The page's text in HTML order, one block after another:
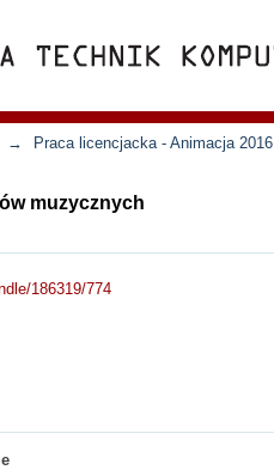
→ Praca licencjacka - Animacja 2016
muzycznych
186319/774